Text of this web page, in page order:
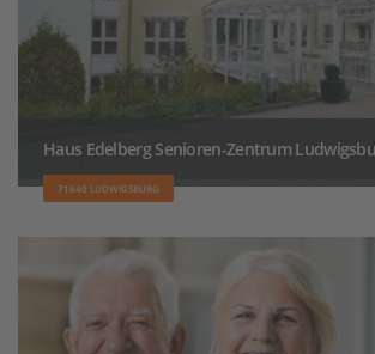
Haus Edelberg Senioren-Zentrum
71640 LUDWIGSBURG